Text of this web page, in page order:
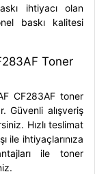
ihtiyacı olan
baskı kalitesi
Toner
CF283AF toner
Güvenli alışveriş
Hızlı teslimat
ile ihtiyaçlarınıza
ile toner